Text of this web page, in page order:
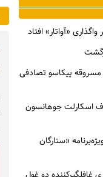
پیکاسو تصادفی
اسکارلت جوهانسون
«ستارگان